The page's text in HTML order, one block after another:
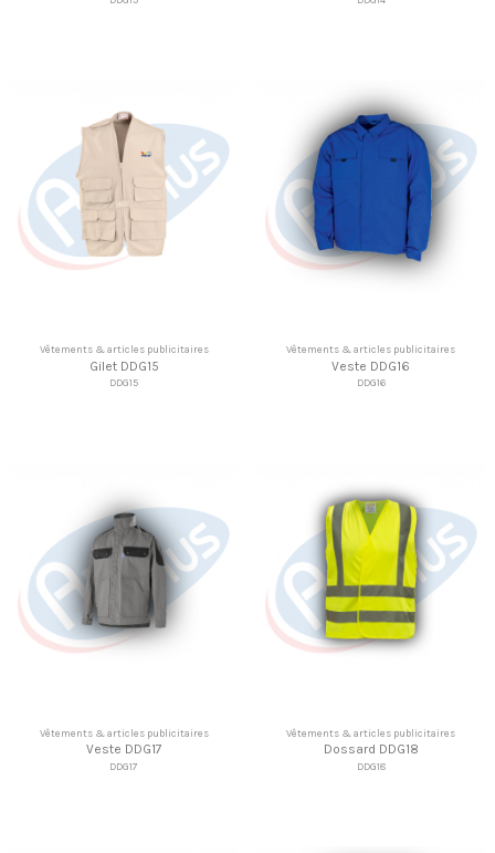
Vêtements & articles publicitaires
Gilet DDG15
DDG15
Vêtements & articles publicitaires
Veste DDG16
DDG16
Vêtements & articles publicitaires
Veste DDG17
DDG17
Vêtements & articles publicitaires
Dossard DDG18
DDG18